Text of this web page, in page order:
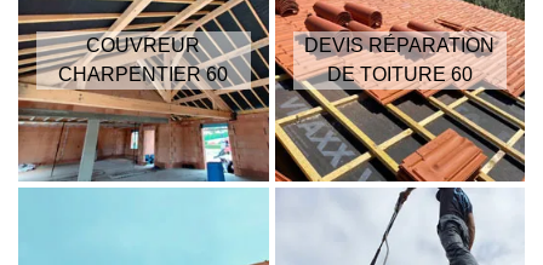
COUVREUR
CHARPENTIER 60
DEVIS RÉPARATION
DE TOITURE 60